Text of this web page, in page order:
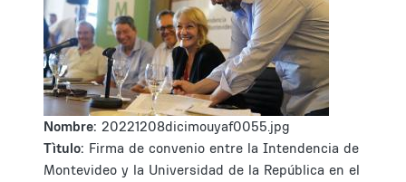
Nombre: 20221208dicimouyaf0055.jpg
Tìtulo: Firma de convenio entre la Intendencia de
Montevideo y la Universidad de la República en el